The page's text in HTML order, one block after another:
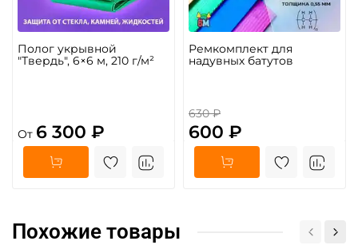
Полог укрывной
"Твердь", 6×6 м, 210 г/м²
От 6 300 ₽
Ремкомплект для
надувных батутов
630 ₽
600 ₽
Похожие товары